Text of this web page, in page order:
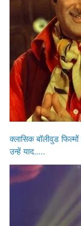
क्लासिक बॉलीवुड
उन्हें याद…..